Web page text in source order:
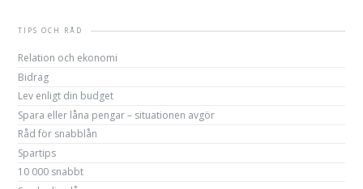
TIPS OCH RÅD
Relation och ekonomi
Bidrag
Lev enligt din budget
Spara eller låna pengar – situationen avgör
Råd för snabblån
Spartips
10 000 snabbt